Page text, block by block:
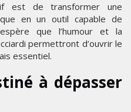
est de transformer une
en un outil capable de
que l’humour et la
permettront d’ouvrir le
essentiel.
à dépasser